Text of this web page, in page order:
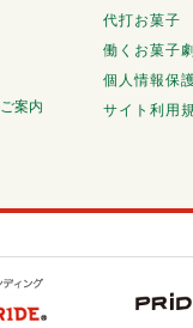
案内
代打お菓子
働くお菓子
個人情報保
サイト利用